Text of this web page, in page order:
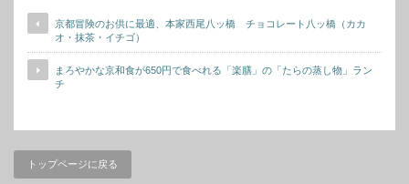
京都冒険のお供に最適、本家西尾八ッ橋 チョコレート八ッ橋（カカ
オ・抹茶・イチゴ）
まろやかな京和食が650円で食べれる「楽膳」の「たらの蒸し物」ラン
チ
トップページに戻る